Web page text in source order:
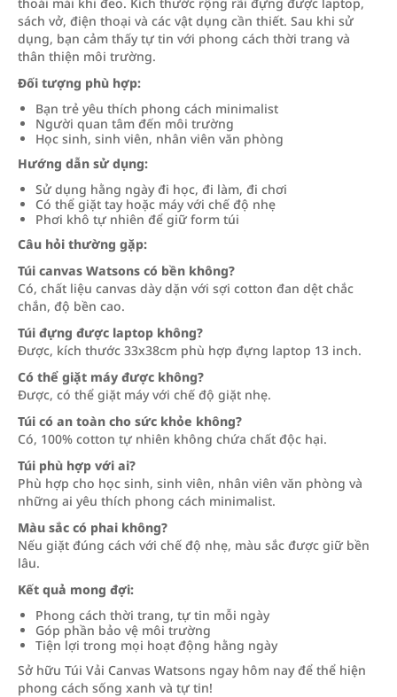
sách vở, điện thoại và các vật dụng cần thiết. Sau khi sử
dụng, bạn cảm thấy tự tin với phong cách thời trang và
thân thiện môi trường.
Đối tượng phù hợp:
Bạn trẻ yêu thích phong cách minimalist
Người quan tâm đến môi trường
Học sinh, sinh viên, nhân viên văn phòng
Hướng dẫn sử dụng:
Sử dụng hằng ngày đi học, đi làm, đi chơi
Có thể giặt tay hoặc máy với chế độ nhẹ
Phơi khô tự nhiên để giữ form túi
Câu hỏi thường gặp:
Túi canvas Watsons có bền không?
Có, chất liệu canvas dày dặn với sợi cotton đan dệt chắc
chắn, độ bền cao.
Túi đựng được laptop không?
Được, kích thước 33x38cm phù hợp đựng laptop 13 inch.
Có thể giặt máy được không?
Được, có thể giặt máy với chế độ giặt nhẹ.
Túi có an toàn cho sức khỏe không?
Có, 100% cotton tự nhiên không chứa chất độc hại.
Túi phù hợp với ai?
Phù hợp cho học sinh, sinh viên, nhân viên văn phòng và
những ai yêu thích phong cách minimalist.
Màu sắc có phai không?
Nếu giặt đúng cách với chế độ nhẹ, màu sắc được giữ bền
lâu.
Kết quả mong đợi:
Phong cách thời trang, tự tin mỗi ngày
Góp phần bảo vệ môi trường
Tiện lợi trong mọi hoạt động hằng ngày
Sở hữu Túi Vải Canvas Watsons ngay hôm nay để thể hiện
phong cách sống xanh và tự tin!